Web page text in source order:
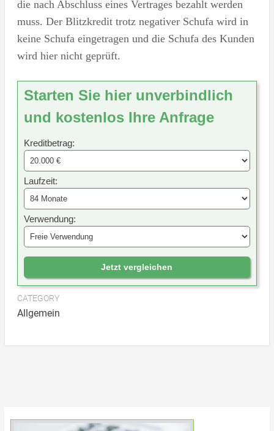
die nach Abschluss eines Vertrages bezahlt werden
muss. Der Blitzkredit trotz negativer Schufa wird in
keine Schufa eingetragen und die Schufa des Kunden
wird hier nicht geprüft.
Starten Sie hier unverbindlich
und kostenlos Ihre Anfrage
Kreditbetrag:
Laufzeit:
Verwendung:
Jetzt vergleichen
CATEGORY
Allgemein